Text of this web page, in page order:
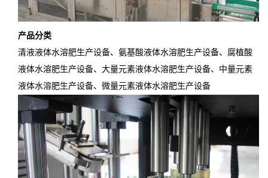
产品分类
清液液体水溶肥生产设备、氨基酸液体水溶肥生产设备、腐植酸
液体水溶肥生产设备、大量元素液体水溶肥生产设备、中量元素
液体水溶肥生产设备、微量元素液体水溶肥生产设备